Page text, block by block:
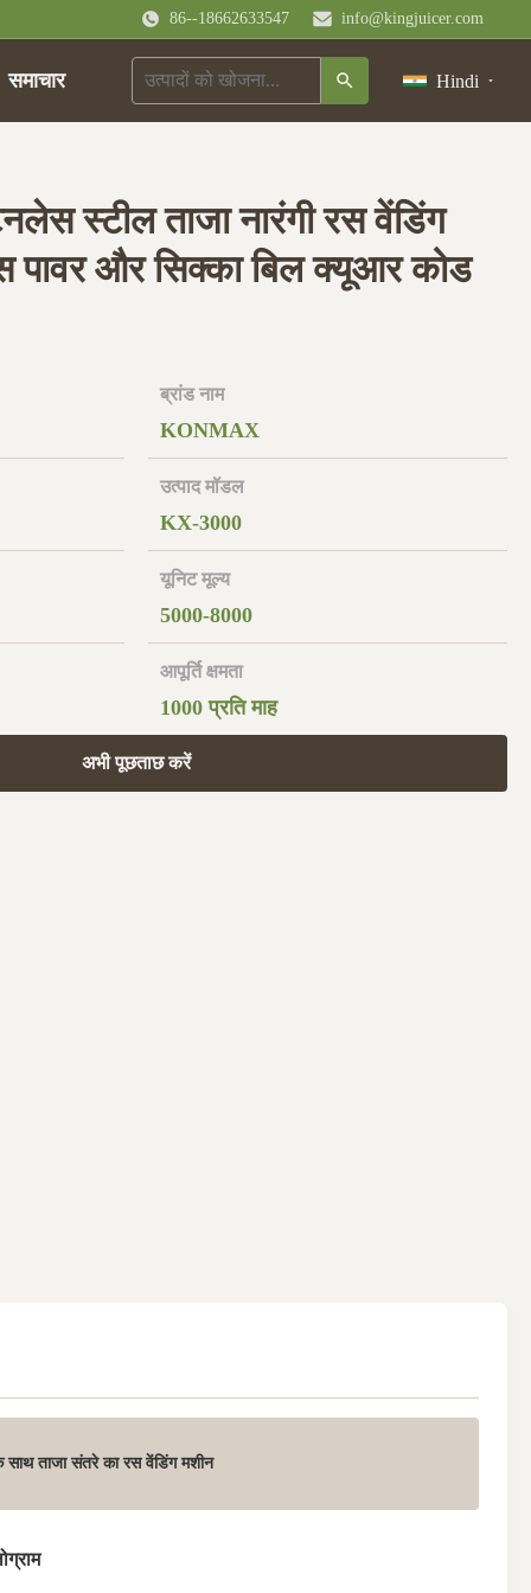
86--18662633547 info@kingjuicer.com
समाचार Hindi
स्टील ताजा नारंगी रस वेंडिंग
पावर और सिक्का बिल क्यूआर कोड
ब्रांड नाम
KONMAX
उत्पाद मॉडल
KX-3000
यूनिट मूल्य
5000-8000
आपूर्ति क्षमता
1000 प्रति माह
अभी पूछताछ करें
साथ ताजा संतरे का रस वेंडिंग मशीन